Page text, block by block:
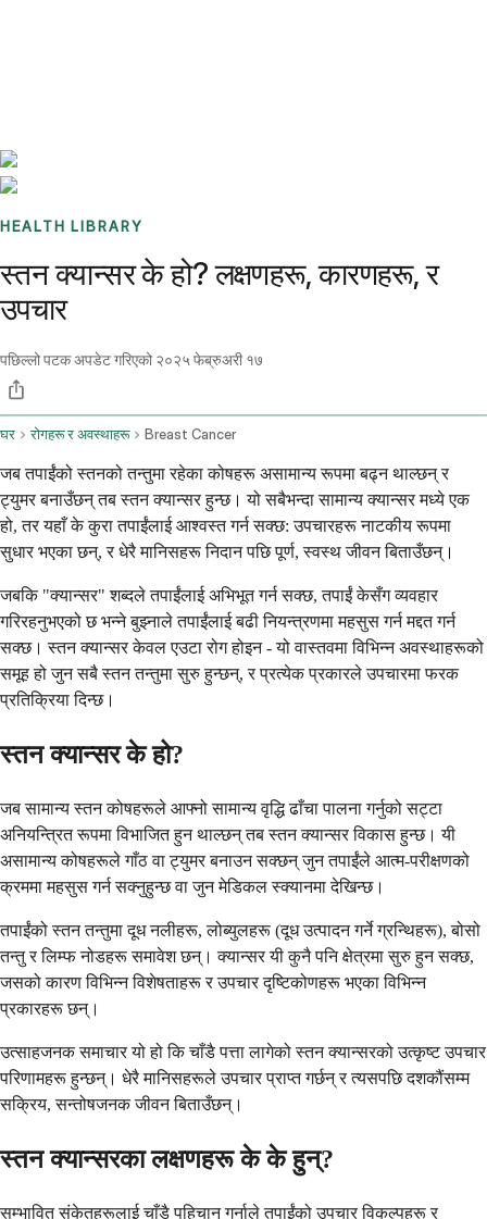
HEALTH LIBRARY
स्तन क्यान्सर के हो? लक्षणहरू, कारणहरू, र
उपचार
पछिल्लो पटक अपडेट गरिएको २०२५ फेब्रुअरी १७
घर रोगहरू र अवस्थाहरू Breast Cancer
जब तपाईंको स्तनको तन्तुमा रहेका कोषहरू असामान्य रूपमा बढ्न थाल्छन् र
ट्युमर बनाउँछन् तब स्तन क्यान्सर हुन्छ। यो सबैभन्दा सामान्य क्यान्सर मध्ये एक
हो, तर यहाँ के कुरा तपाईंलाई आश्वस्त गर्न सक्छ: उपचारहरू नाटकीय रूपमा
सुधार भएका छन्, र धेरै मानिसहरू निदान पछि पूर्ण, स्वस्थ जीवन बिताउँछन्।
जबकि "क्यान्सर" शब्दले तपाईंलाई अभिभूत गर्न सक्छ, तपाईं केसँग व्यवहार
गरिरहनुभएको छ भन्ने बुझ्नाले तपाईंलाई बढी नियन्त्रणमा महसुस गर्न मद्दत गर्न
सक्छ। स्तन क्यान्सर केवल एउटा रोग होइन - यो वास्तवमा विभिन्न अवस्थाहरूको
समूह हो जुन सबै स्तन तन्तुमा सुरु हुन्छन्, र प्रत्येक प्रकारले उपचारमा फरक
प्रतिक्रिया दिन्छ।
स्तन क्यान्सर के हो?
जब सामान्य स्तन कोषहरूले आफ्नो सामान्य वृद्धि ढाँचा पालना गर्नुको सट्टा
अनियन्त्रित रूपमा विभाजित हुन थाल्छन् तब स्तन क्यान्सर विकास हुन्छ। यी
असामान्य कोषहरूले गाँठ वा ट्युमर बनाउन सक्छन् जुन तपाईंले आत्म-परीक्षणको
क्रममा महसुस गर्न सक्नुहुन्छ वा जुन मेडिकल स्क्यानमा देखिन्छ।
तपाईंको स्तन तन्तुमा दूध नलीहरू, लोब्युलहरू (दूध उत्पादन गर्ने ग्रन्थिहरू), बोसो
तन्तु र लिम्फ नोडहरू समावेश छन्। क्यान्सर यी कुनै पनि क्षेत्रमा सुरु हुन सक्छ,
जसको कारण विभिन्न विशेषताहरू र उपचार दृष्टिकोणहरू भएका विभिन्न
प्रकारहरू छन्।
उत्साहजनक समाचार यो हो कि चाँडै पत्ता लागेको स्तन क्यान्सरको उत्कृष्ट उपचार
परिणामहरू हुन्छन्। धेरै मानिसहरूले उपचार प्राप्त गर्छन् र त्यसपछि दशकौंसम्म
सक्रिय, सन्तोषजनक जीवन बिताउँछन्।
स्तन क्यान्सरका लक्षणहरू के के हुन्?
सम्भावित संकेतहरूलाई चाँडै पहिचान गर्नाले तपाईंको उपचार विकल्पहरू र